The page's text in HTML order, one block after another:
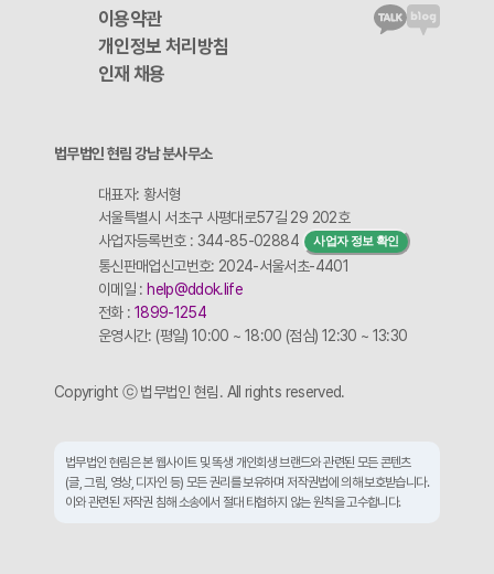
이용약관
개인정보 처리방침
인재 채용
법무법인 현림 강남 분사무소
대표자: 황서형
서울특별시 서초구 사평대로57길 29 202호
사업자등록번호 : 344-85-02884
사업자 정보 확인
통신판매업신고번호: 2024-서울서초-4401
이메일 : help@ddok.life
전화 : 1899-1254
운영시간: (평일) 10:00 ~ 18:00 (점심) 12:30 ~ 13:30
Copyright ⓒ 법무법인 현림. All rights reserved.
법무법인 현림은 본 웹사이트 및 똑생 개인회생 브랜드와 관련된 모든 콘텐츠
(글, 그림, 영상, 디자인 등) 모든 권리를 보유하며 저작권법에 의해 보호받습니다.
이와 관련된 저작권 침해 소송에서 절대 타협하지 않는 원칙을 고수합니다.